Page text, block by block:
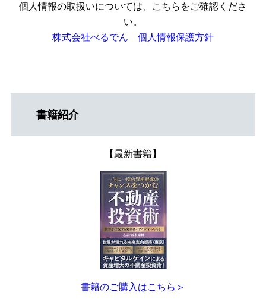
個人情報の取扱いについては、こちらをご確認くださ
い。
株式会社べるでん 個人情報保護方針
書籍紹介
【最新書籍】
書籍のご購入はこちら＞